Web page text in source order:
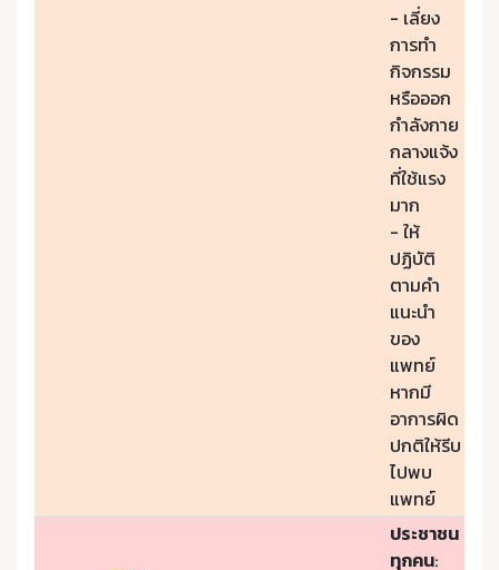
- เลี่ยง
การทำ
กิจกรรม
หรือออก
กำลังกาย
กลางแจ้ง
ที่ใช้แรง
มาก
- ให้
ปฏิบัติ
ตามคำ
แนะนำ
ของ
แพทย์
หากมี
อาการผิด
ปกติให้รีบ
ไปพบ
แพทย์
ประชาชน
ทุกคน: